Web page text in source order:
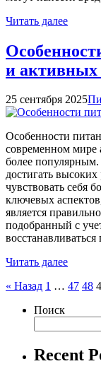
Читать далее
и активных
25 сентября 2025
Особенности
современном мире
более популярным.
достигать высоких
чувствовать себя
ключевых
является
подобранный с
Читать далее
Пагинация
записей
« Назад 1 … 47 48
Поиск
Recent